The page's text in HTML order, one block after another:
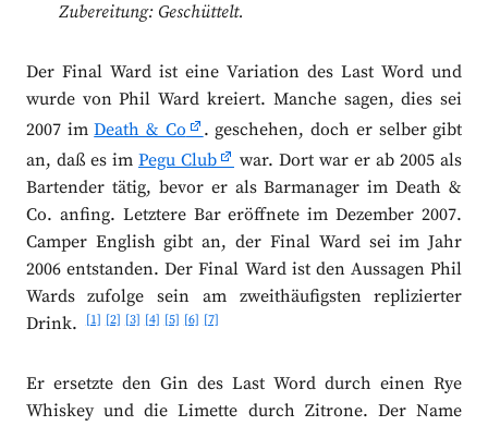
Zubereitung: Geschüttelt.
Der Final Ward ist eine Variation des Last Word und
wurde von Phil Ward kreiert. Manche sagen, dies sei
2007 imDeath & Co
. geschehen, doch er selber gibt
an, daß es im Pegu Club
war. Dort war er ab 2005 als
Bartender tätig, bevor er als Barmanager im Death &
Co. anfing. Letztere Bar eröffnete im Dezember 2007.
Camper English gibt an, der Final Ward sei im Jahr
2006 entstanden. Der Final Ward ist den Aussagen Phil
Wards zufolge sein am zweithäufigsten replizierter
Drink.[1] [2] [3] [4] [5] [6] [7]
Er ersetzte den Gin des Last Word durch einen Rye
Whiskey und die Limette durch Zitrone. Der Name